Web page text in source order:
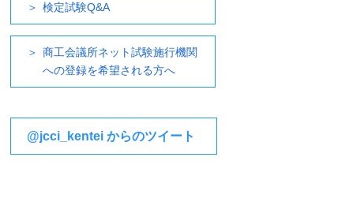
検定試験Q&A
商工会議所ネット試験施行機関
への登録を希望される方へ
@jcci_kentei からのツイート